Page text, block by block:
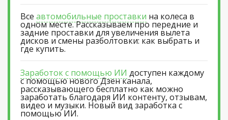
Все автомобильные проставки на колеса в
одном месте. Рассказываем про передние и
задние проставки для увеличения вылета
дисков и смены разболтовки: как выбрать и
где купить.
Заработок с помощью ИИ доступен каждому
с помощью нового Дзен канала,
рассказывающего бесплатно как можно
заработать благодаря ИИ контенту, отзывам,
видео и музыки. Новый вид заработка с
помощью ИИ.